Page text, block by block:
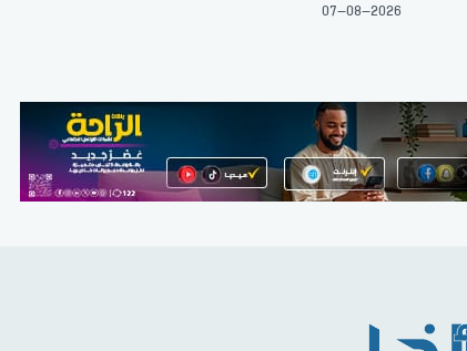
07-08-2026